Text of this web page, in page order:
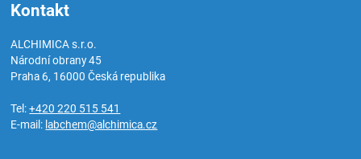
Kontakt
ALCHIMICA s.r.o.
Národní obrany 45
Praha 6, 16000Česká republika
Tel:+420 220 515 541
E-mail: labchem@alchimica.cz